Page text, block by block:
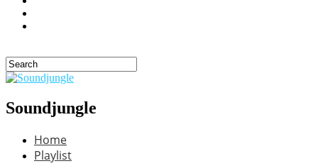
Soundjungle
Home
Playlist